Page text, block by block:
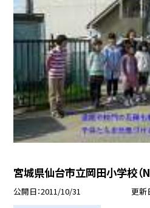
宮城県仙台市立岡田小学校（
公開日 2011/10/31 更新